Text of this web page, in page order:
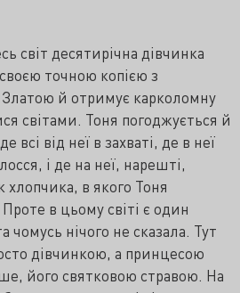
світ десятирічна дівчинка
точною копією з
Златою й отримує карколомну
світами. Тоня погоджується й
всі від неї в захваті, де в неї
і де на неї, нарешті,
хлопчика, в якого Тоня
в цьому світі є один
нічого не сказала. Тут
дівчинкою, а принцесою
його святковою стравою. На